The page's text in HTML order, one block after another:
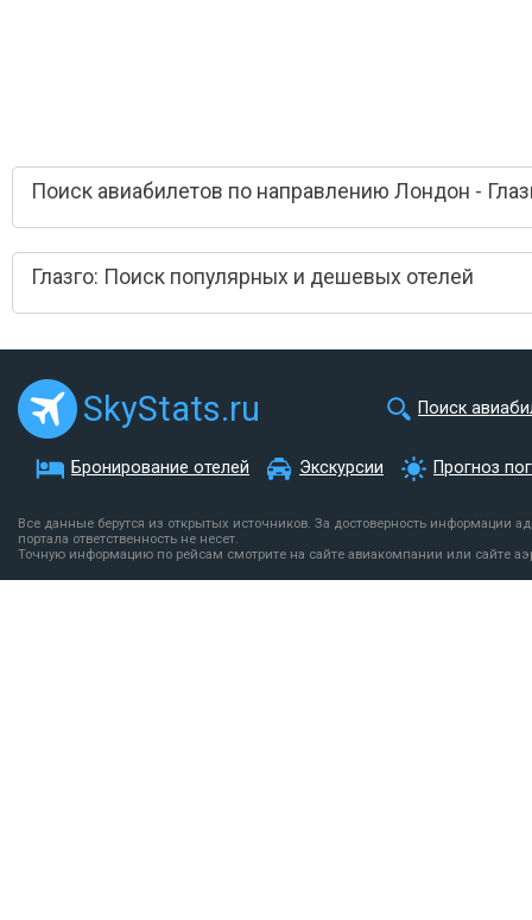
Поиск авиабилетов по направлению Лондон -
Глазго: Поиск популярных и дешевых отелей
SkyStats.ru Поиск
Бронирование отелей Экскурсии Прогноз
Все данные берутся из открытых источников. За достоверность информации
портала ответственность не несет.
Точную информацию по рейсам смотрите на сайте авиакомпании или сайте